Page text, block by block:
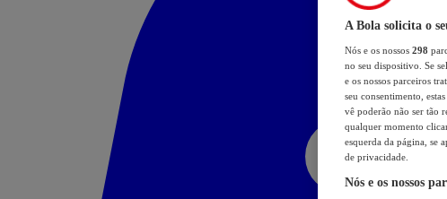
A Bola solicita o
Nós e os nossos 298
no seu dispositivo. Se
e os nossos parceiros
seu consentimento,
vê poderão não ser tão
qualquer momento
esquerda da página, se
de privacidade.
Nós e os nossos